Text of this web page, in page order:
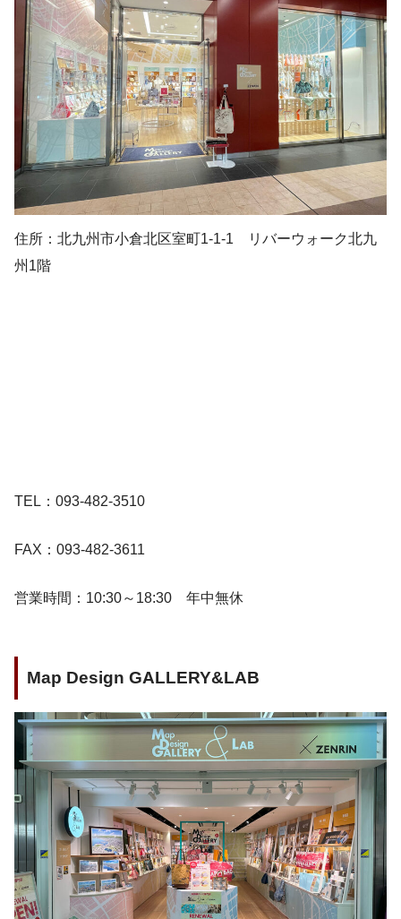
住所：北九州市小倉北区室町1-1-1 リバーウォーク北九
州1階
TEL：093-482-3510
FAX：093-482-3611
営業時間：10:30～18:30 年中無休
Map Design GALLERY&LAB